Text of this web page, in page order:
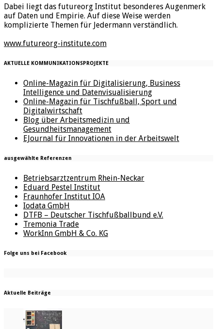
Dabei liegt das futureorg Institut besonderes Augenmerk
auf Daten und Empirie. Auf diese Weise werden
komplizierte Themen für Jedermann verständlich.
www.futureorg-institute.com
AKTUELLE KOMMUNIKATIONSPROJEKTE
Online-Magazin für Digitalisierung, Business
Intelligence und Datenvisualisierung
Online-Magazin für Tischfußball, Sport und
Digitalwirtschaft
Blog über Arbeitsmedizin und
Gesundheitsmanagement
EJournal für Innovationen in der Arbeitswelt
ausgewählte Referenzen
Betriebsarztzentrum Rhein-Neckar
Eduard Pestel Institut
Fraunhofer Institut IOA
Iodata GmbH
DTFB – Deutscher Tischfußballbund e.V.
Tremonia Trade
WorkInn GmbH & Co. KG
Folge uns bei Facebook
Aktuelle Beiträge